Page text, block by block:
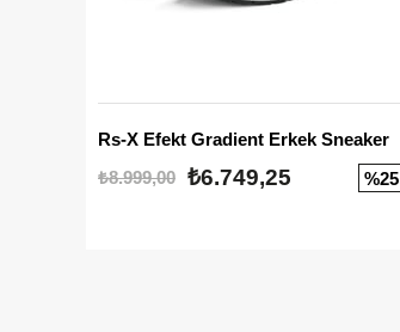
Rs-X Efekt Gradient Erkek Sneaker
₺8.999,00 ₺6.749,25 %25